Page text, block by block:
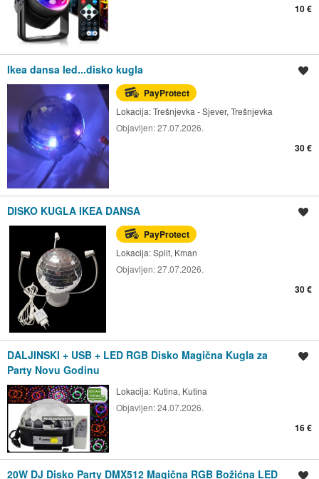
10 €
Ikea dansa led...disko kugla
PayProtect
Lokacija:Trešnjevka - Sjever, Trešnjevka
Objavljen:27.07.2026.
30 €
DISKO KUGLA IKEA DANSA
PayProtect
Lokacija:Split, Kman
Objavljen:27.07.2026.
30 €
DALJINSKI + USB + LED RGB Disko Magična Kugla za
Party Novu Godinu
Lokacija: Kutina, Kutina
Objavljen:24.07.2026.
16 €
20W DJ Disko Party DMX512 Magična RGB Božićna LED